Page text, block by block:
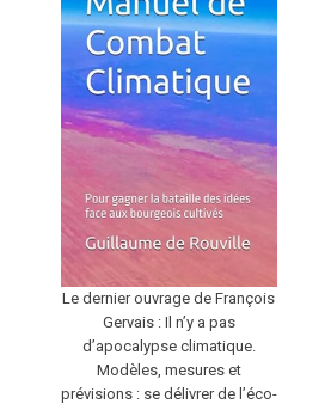
Le dernier ouvrage de François
Gervais : Il n’y a pas
d’apocalypse climatique.
Modèles, mesures et
prévisions : se délivrer de l’éco-